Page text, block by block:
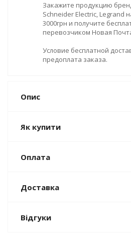
Закажите продукцию
Schneider Electric, Legrand
3000грн и получите
перевозчиком Новая
Условие бесплатной
предоплата заказа.
Опис
Як купити
Оплата
Доставка
Відгуки